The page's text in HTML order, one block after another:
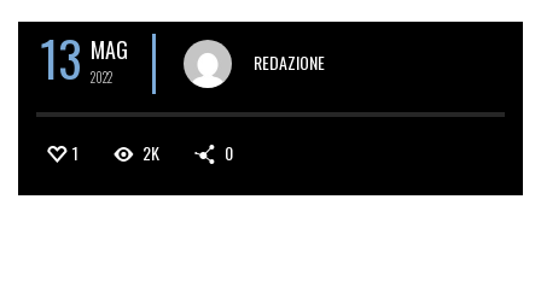
13 MAG
2022
REDAZIONE
1 2K 0